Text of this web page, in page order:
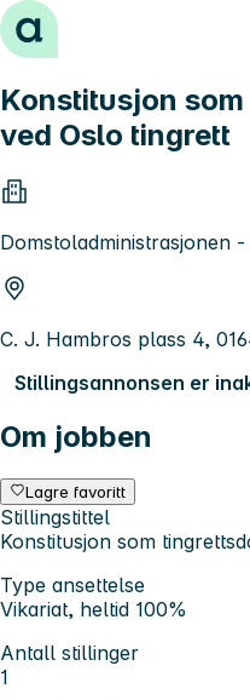
Hopp til innhold
Konstitusjon
ved Oslo tingrett
Domstoladministrasjonen
C. J. Hambros plass 4,
Stillingsannonsen er
Om jobben
Lagre favoritt
Stillingstittel
Konstitusjon som
Type ansettelse
Vikariat, heltid 100%
Antall stillinger
1